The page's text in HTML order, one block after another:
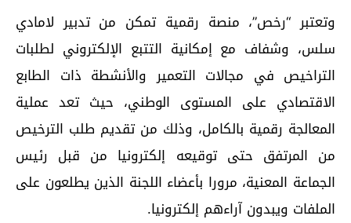
وتعتبر “رخص”، منصة رقمية تمكن من تدبير لامادي
سلس، وشفاف مع إمكانية التتبع الإلكتروني لطلبات
التراخيص في مجالات التعمير والأنشطة ذات الطابع
الاقتصادي على المستوى الوطني، حيث تعد عملية
المعالجة رقمية بالكامل، وذلك من تقديم طلب الترخيص
من المرتفق حتى توقيعه إلكترونيا من قبل رئيس
الجماعة المعنية، مرورا بأعضاء اللجنة الذين يطلعون على
الملفات ويبدون آراءهم إلكترونيا.